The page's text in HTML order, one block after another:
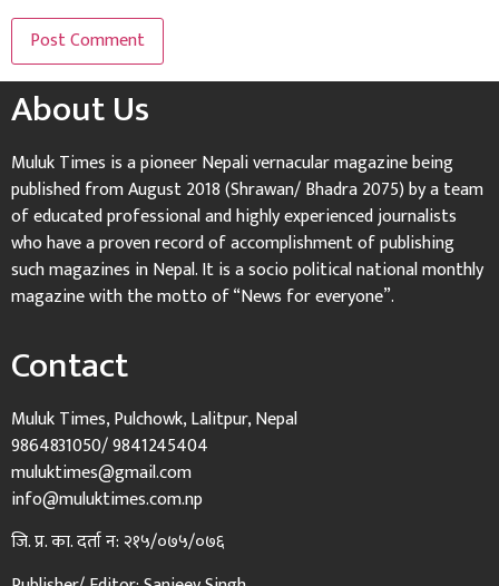
About Us
Muluk Times is a pioneer Nepali vernacular magazine being
published from August 2018 (Shrawan/ Bhadra 2075) by a team
of educated professional and highly experienced journalists
who have a proven record of accomplishment of publishing
such magazines in Nepal. It is a socio political national monthly
magazine with the motto of “News for everyone”.
Contact
Muluk Times, Pulchowk, Lalitpur, Nepal
9864831050/ 9841245404
muluktimes@gmail.com
info@muluktimes.com.np
जि. प्र. का. दर्ता न: २१५/०७५/०७६